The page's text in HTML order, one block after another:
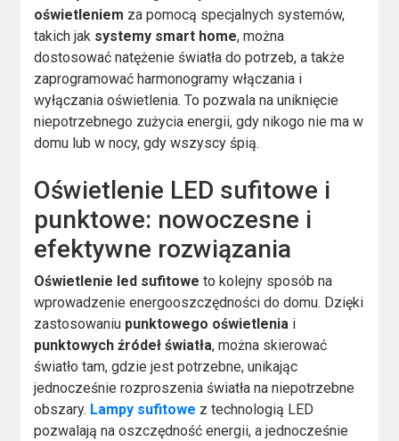
oświetleniem za pomocą specjalnych systemów,
takich jak systemy smart home, można
dostosować natężenie światła do potrzeb, a także
zaprogramować harmonogramy włączania i
wyłączania oświetlenia. To pozwala na uniknięcie
niepotrzebnego zużycia energii, gdy nikogo nie ma w
domu lub w nocy, gdy wszyscy śpią.
Oświetlenie LED sufitowe i
punktowe: nowoczesne i
efektywne rozwiązania
Oświetlenie led sufitowe to kolejny sposób na
wprowadzenie energooszczędności do domu. Dzięki
zastosowaniu punktowego oświetlenia i
punktowych źródeł światła, można skierować
światło tam, gdzie jest potrzebne, unikając
jednocześnie rozproszenia światła na niepotrzebne
obszary. Lampy sufitowe z technologią LED
pozwalają na oszczędność energii, a jednocześnie